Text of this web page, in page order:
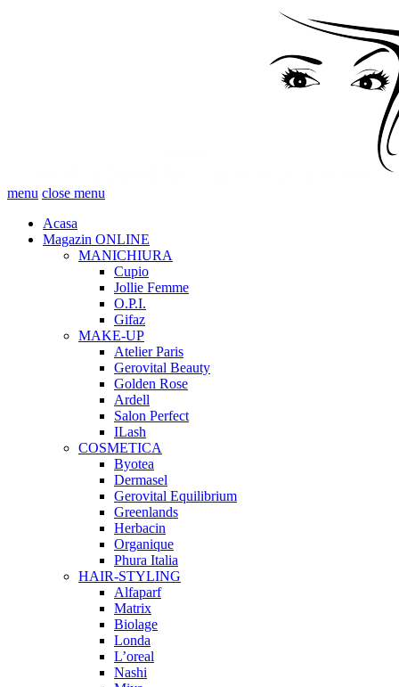
menu close menu
Acasa
Magazin ONLINE
MANICHIURA
Cupio
Jollie Femme
O.P.I.
Gifaz
MAKE-UP
Atelier Paris
Gerovital Beauty
Golden Rose
Ardell
Salon Perfect
ILash
COSMETICA
Byotea
Dermasel
Gerovital Equilibrium
Greenlands
Herbacin
Organique
Phura Italia
HAIR-STYLING
Alfaparf
Matrix
Biolage
Londa
L’oreal
Nashi